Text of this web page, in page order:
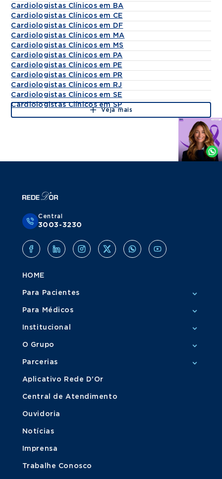
Cardiologistas Clínicos em BA
Cardiologistas Clínicos em CE
Cardiologistas Clínicos em DF
Cardiologistas Clínicos em MA
Cardiologistas Clínicos em MS
Cardiologistas Clínicos em PA
Cardiologistas Clínicos em PE
Cardiologistas Clínicos em PR
Cardiologistas Clínicos em RJ
Cardiologistas Clínicos em SE
Cardiologistas Clínicos em SP
Veja mais
Agende
Whatsapp
Central
3003-3230
HOME
Para Pacientes
Para Médicos
Institucional
O Grupo
Parcerias
Aplicativo Rede D'Or
Central de Atendimento
Ouvidoria
Notícias
Imprensa
Trabalhe Conosco